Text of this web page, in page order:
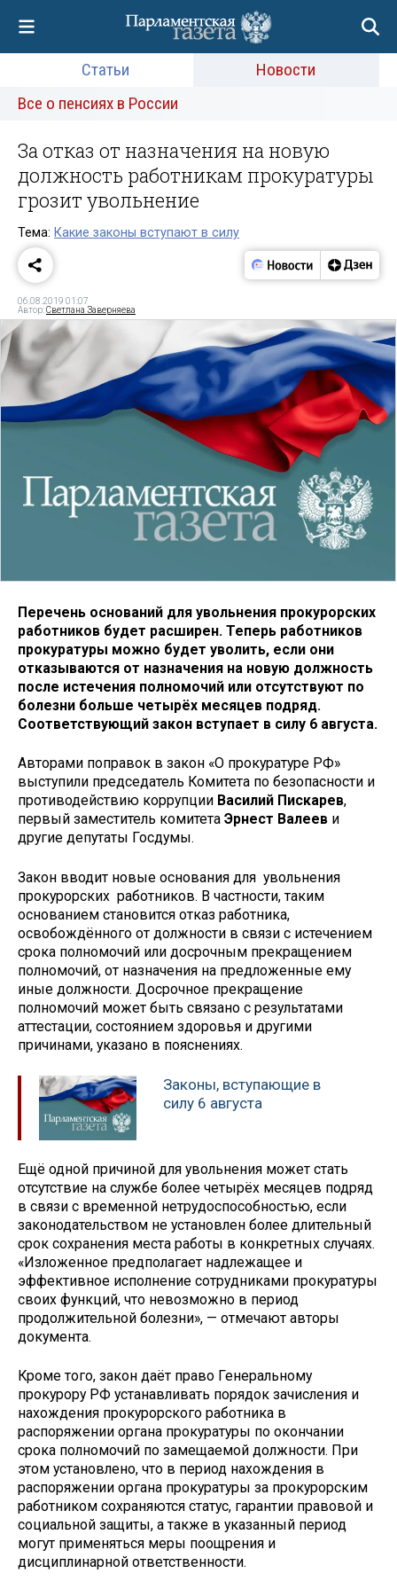
Статьи
Новости
Все о пенсиях в России
За отказ от назначения на новую
должность работникам прокуратуры
грозит увольнение
Тема: Какие законы вступают в силу
06.08.2019 01:07
Автор:Светлана Заверняева
Перечень оснований для увольнения прокурорских
работников будет расширен. Теперь работников
прокуратуры можно будет уволить, если они
отказываются от назначения на новую должность
после истечения полномочий или отсутствуют по
болезни больше четырёх месяцев подряд.
Соответствующий закон вступает в силу 6 августа.
Авторами поправок в закон «О прокуратуре РФ»
выступили председатель Комитета по безопасности и
противодействию коррупции Василий Пискарев,
первый заместитель комитета Эрнест Валеев и
другие депутаты Госдумы.
Закон вводит новые основания для увольнения
прокурорских работников. В частности, таким
основанием становится отказ работника,
освобождённого от должности в связи с истечением
срока полномочий или досрочным прекращением
полномочий, от назначения на предложенные ему
иные должности. Досрочное прекращение
полномочий может быть связано с результатами
аттестации, состоянием здоровья и другими
причинами, указано в пояснениях.
Законы, вступающие в
силу 6 августа
Ещё одной причиной для увольнения может стать
отсутствие на службе более четырёх месяцев подряд
в связи с временной нетрудоспособностью, если
законодательством не установлен более длительный
срок сохранения места работы в конкретных случаях.
«Изложенное предполагает надлежащее и
эффективное исполнение сотрудниками прокуратуры
своих функций, что невозможно в период
продолжительной болезни», — отмечают авторы
документа.
Кроме того, закон даёт право Генеральному
прокурору РФ устанавливать порядок зачисления и
нахождения прокурорского работника в
распоряжении органа прокуратуры по окончании
срока полномочий по замещаемой должности. При
этом установлено, что в период нахождения в
распоряжении органа прокуратуры за прокурорским
работником сохраняются статус, гарантии правовой и
социальной защиты, а также в указанный период
могут применяться меры поощрения и
дисциплинарной ответственности.